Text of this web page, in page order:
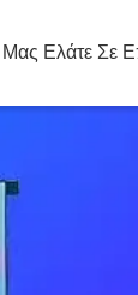
Μας Ελάτε Σε